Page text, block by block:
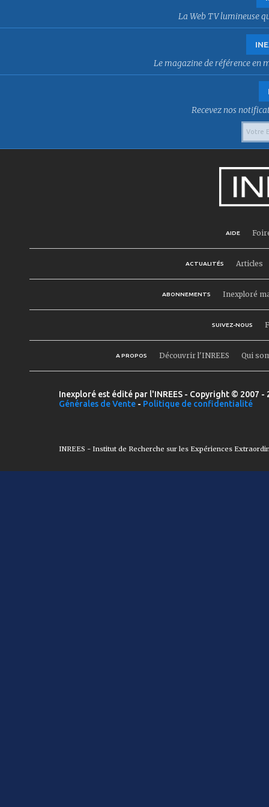
La Web TV lumineuse
Le magazine de référence en
Recevez nos
AIDE
ACTUALITÉS Articles
ABONNEMENTS Inexploré
SUIVEZ-NOUS
A PROPOS Découvrir l'INREES Qui
Inexploré est édité par l'INREES - Copyright © 2007
Générales de Vente - Politique de confidentialité
INREES - Institut de Recherche sur les Expériences